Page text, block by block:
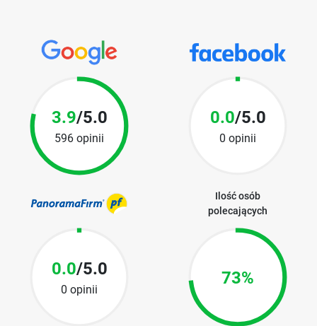
3.9/5.0
596 opinii
0.0/5.0
0 opinii
0.0/5.0
0 opinii
Ilość osób
polecających
73%